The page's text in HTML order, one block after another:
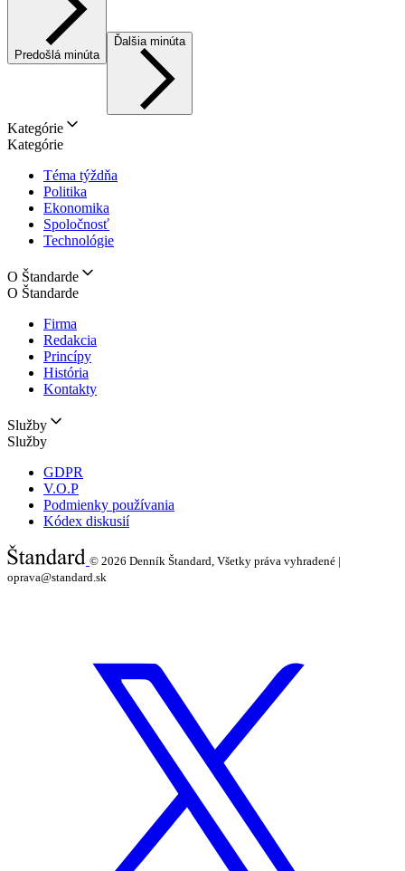
Predošlá minúta
Ďalšia minúta
Kategórie
Kategórie
Téma týždňa
Politika
Ekonomika
Spoločnosť
Technológie
O Štandarde
O Štandarde
Firma
Redakcia
Princípy
História
Kontakty
Služby
Služby
GDPR
V.O.P
Podmienky používania
Kódex diskusií
© 2026 Denník Štandard, Všetky práva vyhradené |
oprava@standard.sk